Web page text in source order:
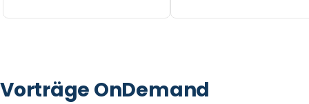
Vorträge OnDemand